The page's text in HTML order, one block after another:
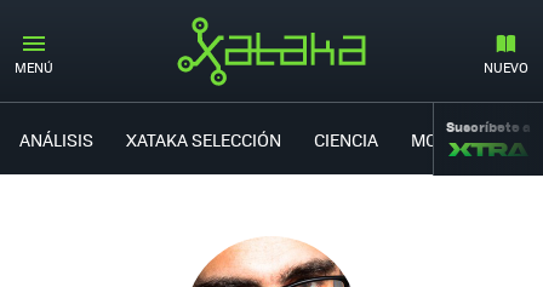
MENÚ NUEVO
ANÁLISIS XATAKA SELECCIÓN CIENCIA MOVILIDAD
Suscríbete a